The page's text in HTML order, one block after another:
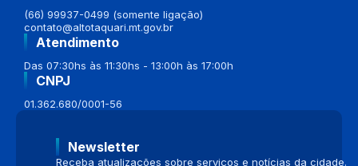
(66) 99937-0499 (somente ligação)
contato@altotaquari.mt.gov.br
Atendimento
Das 07:30hs às 11:30hs - 13:00h às 17:00h
CNPJ
01.362.680/0001-56
Newsletter
Receba atualizações sobre serviços e notícias da cidade.